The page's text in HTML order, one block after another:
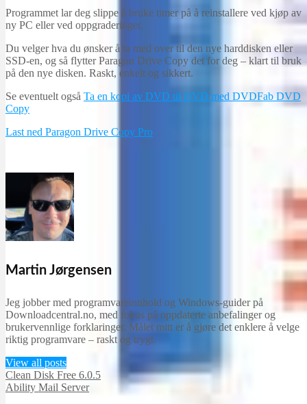
Programmet lar deg slippe å bruke timer på å reinstallere ved kjøp av
ny PC eller ved oppgraderinger.
Du velger hva du ønsker å ta med over til den nye harddisken eller
SSD-en, og så flytter Paragon Drive Copy det for deg – klart til bruk
på den nye disken. Raskt, enkelt og sikkert.
Se eventuelt også Ta en kopi av DVD til DVD med DVDFab DVD
Copy
Last ned Paragon Drive Copy Pro
Martin Jørgensen
Jeg jobber med programvareinnhold og Windows-guider på
Downloadcentral.no, med fokus på oppdaterte anbefalinger og
brukervennlige forklaringer. Målet mitt er å gjøre det enklere å velge
riktig programvare – raskt og trygt.
View all posts
Clean Disk Free 6.0.5
Ability Mail Server